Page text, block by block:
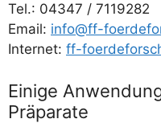
Tel.: 04347 /​ 7119282
Email: info@ff-
Inter­net: ff-
Einige
Präparate